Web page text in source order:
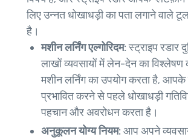
लिए उन्नत धोखाधड़ी का पता लगाने वाले
है।
मशीन लर्निंग एल्गोरिदम:स्ट्राइप रडार
लाखों व्यवसायों में लेन-देन का
मशीन लर्निंग का उपयोग करता है, आपके
प्रभावित करने से पहले धोखाधड़ी
पहचान और अवरोधन करता है।
अनुकूलन योग्य नियम: आप अपने